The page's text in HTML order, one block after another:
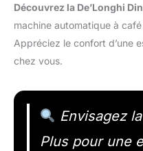
Découvrez la De’Longhi
machine automatique à
Appréciez le confort d’une
chez vous.
Envisagez
Plus pour une